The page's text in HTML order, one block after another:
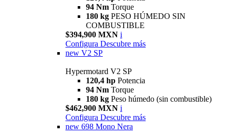
94 Nm Torque
180 kg PESO HÚMEDO SIN
COMBUSTIBLE
$394,900 MXN i
Configura Descubre más
new V2 SP
Hypermotard V2 SP
120,4 hp Potencia
94 Nm Torque
180 kg Peso húmedo (sin combustible)
$462,900 MXN i
Configura Descubre más
new 698 Mono Nera